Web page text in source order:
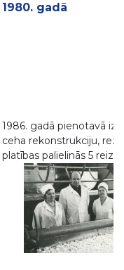
1980. gadā
1986. gadā pienotavā
ceha rekonstrukciju,
platības palielinās 5